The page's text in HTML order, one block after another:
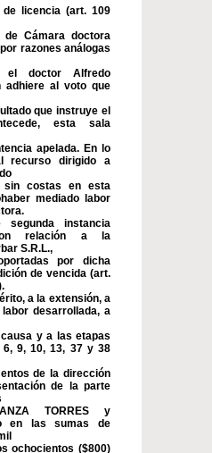
licencia (art. 109
de Cámara doctora
razones análogas
el doctor Alfredo
adhiere al voto que
que instruye el
esta sala
apelada. En lo
recurso dirigido a
sin costas en esta
mediado labor
instancia
relación a la
S.R.L.,
por dicha
de vencida (art.
a la extensión, a
desarrollada, a
y a las etapas
9, 10, 13, 37 y 38
de la dirección
de la parte
TORRES y
en las sumas de
ochocientos ($800)